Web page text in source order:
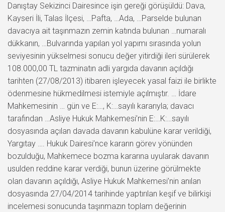
Danıştay Sekizinci Dairesince işin gereği görüşüldü: Dava,
Kayseri İli, Talas İlçesi, …Pafta, …Ada, …Parselde bulunan
davacıya ait taşınmazın zemin katında bulunan …numaralı
dükkanın, …Bulvarında yapılan yol yapımı sırasında yolun
seviyesinin yükselmesi sonucu değer yitirdiği ileri sürülerek
108.000,00 TL tazminatın adli yargıda davanın açıldığı
tarihten (27/08/2013) itibaren işleyecek yasal faizi ile birlikte
ödenmesine hükmedilmesi istemiyle açılmıştır. … İdare
Mahkemesinin … gün ve E:…, K:…sayılı kararıyla; davacı
tarafından …Asliye Hukuk Mahkemesi’nin E:…K:…sayılı
dosyasında açılan davada davanın kabulüne karar verildiği,
Yargıtay …. Hukuk Dairesi’nce kararın görev yönünden
bozulduğu, Mahkemece bozma kararına uyularak davanın
usulden reddine karar verdiği, bunun üzerine görülmekte
olan davanın açıldığı, Asliye Hukuk Mahkemesi’nin anılan
dosyasında 27/04/2014 tarihinde yaptırılan keşif ve bilirkişi
incelemesi sonucunda taşınmazın toplam değerinin